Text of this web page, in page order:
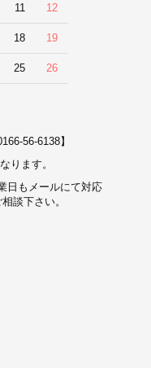
11 12
18 19
25 26
56-6138】
ります。
日もメールにて対応
談下さい。